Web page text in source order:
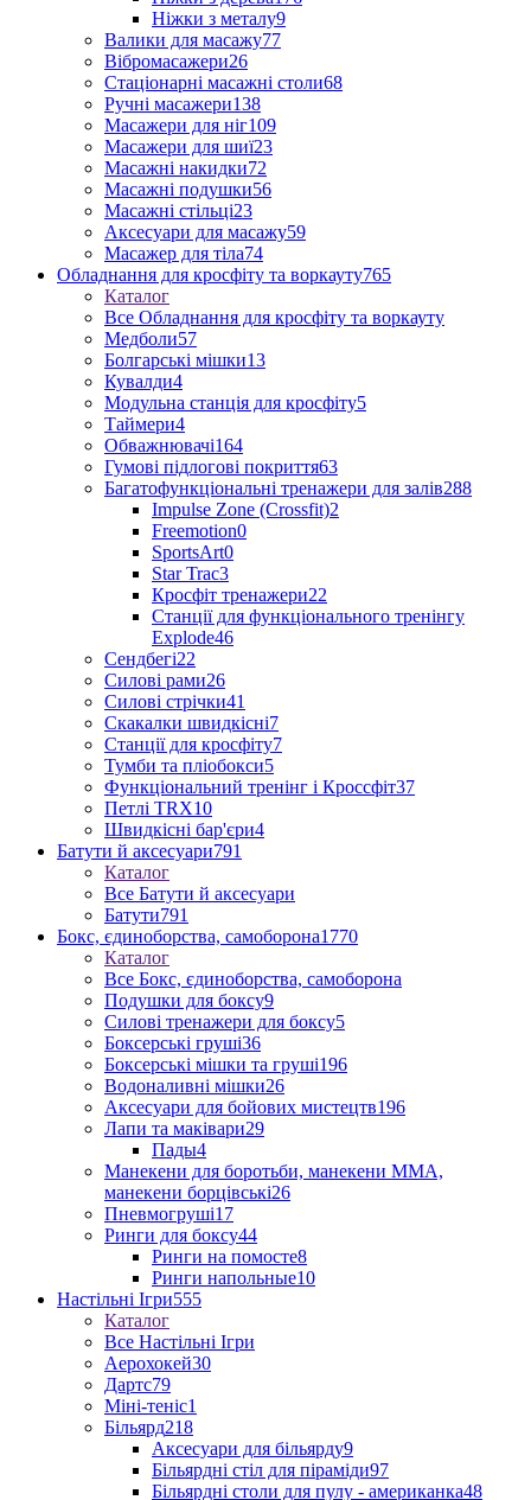
Ніжки з металу9
Валики для масажу77
Вібромасажери26
Стаціонарні масажні столи68
Ручні масажери138
Масажери для ніг109
Масажери для шиї23
Масажні накидки72
Масажні подушки56
Масажні стільці23
Аксесуари для масажу59
Масажер для тіла74
Обладнання для кросфіту та воркауту765
Каталог
Все Обладнання для кросфіту та воркауту
Медболи57
Болгарські мішки13
Кувалди4
Модульна станція для кросфіту5
Таймери4
Обважнювачі164
Гумові підлогові покриття63
Багатофункціональні тренажери для залів288
Impulse Zone (Crossfit)2
Freemotion0
SportsArt0
Star Trac3
Кросфіт тренажери22
Станції для функціонального тренінгу
Explode46
Сендбегі22
Силові рами26
Силові стрічки41
Скакалки швидкісні7
Станції для кросфіту7
Тумби та пліобокси5
Функціональний тренінг і Кроссфіт37
Петлі TRX10
Швидкісні бар'єри4
Батути й аксесуари791
Каталог
Все Батути й аксесуари
Батути791
Бокс, єдиноборства, самоборона1770
Каталог
Все Бокс, єдиноборства, самоборона
Подушки для боксу9
Силові тренажери для боксу5
Боксерські груші36
Боксерські мішки та груші196
Водоналивні мішки26
Аксесуари для бойових мистецтв196
Лапи та маківари29
Пады4
Манекени для боротьби, манекени ММА,
манекени борцівські26
Пневмогруші17
Ринги для боксу44
Ринги на помосте8
Ринги напольные10
Настільні Ігри555
Каталог
Все Настільні Ігри
Аерохокей30
Дартс79
Міні-теніс1
Більярд218
Аксесуари для більярду9
Більярдні стіл для піраміди97
Більярдні столи для пулу - американка48